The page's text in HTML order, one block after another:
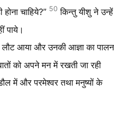
चाहिये?” 50 किन्तु यीशु ने उन्हें
पाये।
आया और उनकी आज्ञा का पालन
को अपने मन में रखती जा रही
में और परमेश्वर तथा मनुष्यों के